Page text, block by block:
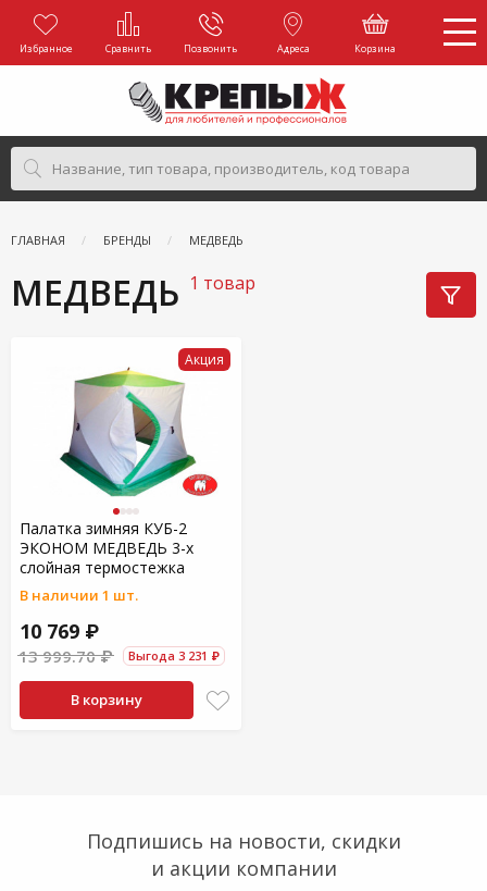
Избранное Сравнить Позвонить Адреса Корзина
ГЛАВНАЯ БРЕНДЫ МЕДВЕДЬ
МЕДВЕДЬ 1 товар
Акция
Палатка зимняя КУБ-2
ЭКОНОМ МЕДВЕДЬ 3-х
слойная термостежка
В наличии 1 шт.
10 769 ₽
13 999.70 ₽ Выгода 3 231 ₽
В корзину
Подпишись на новости, скидки
и акции компании